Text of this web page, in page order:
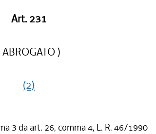
Art. 231
ABROGATO )
(2)
3 da art. 26, comma 4, L. R. 46/1990